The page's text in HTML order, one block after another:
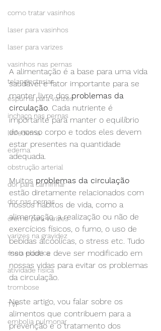
como tratar vasinhos
laser para vasinhos
laser para varizes
vasinhos nas pernas
telangiectasias
espuma para varizes
inchaço nas pernas
linfedema
edema
obstrução arterial
dor para caminhar
dor nas pernas
creme para varizes
varizes na gravidez
meia elástica
atividade física
trombose
TVP
embolia pulmonar
A alimentação é a base para uma vida
saudável e fator importante para se
manter livre dos problemas da
circulação. Cada nutriente é
importante para manter o equilíbrio
do nosso corpo e todos eles devem
estar presentes na quantidade
adequada.
Muitos problemas da circulação
estão diretamente relacionados com
nossos hábitos de vida, como a
alimentação, a realização ou não de
exercícios físicos, o fumo, o uso de
bebidas alcóolicas, o stress etc. Tudo
isso pode e deve ser modificado em
nossas vidas para evitar os problemas
da circulação.
Neste artigo, vou falar sobre os
alimentos que contribuem para a
prevenção e o tratamento dos